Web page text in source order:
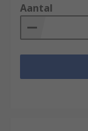
Aantal